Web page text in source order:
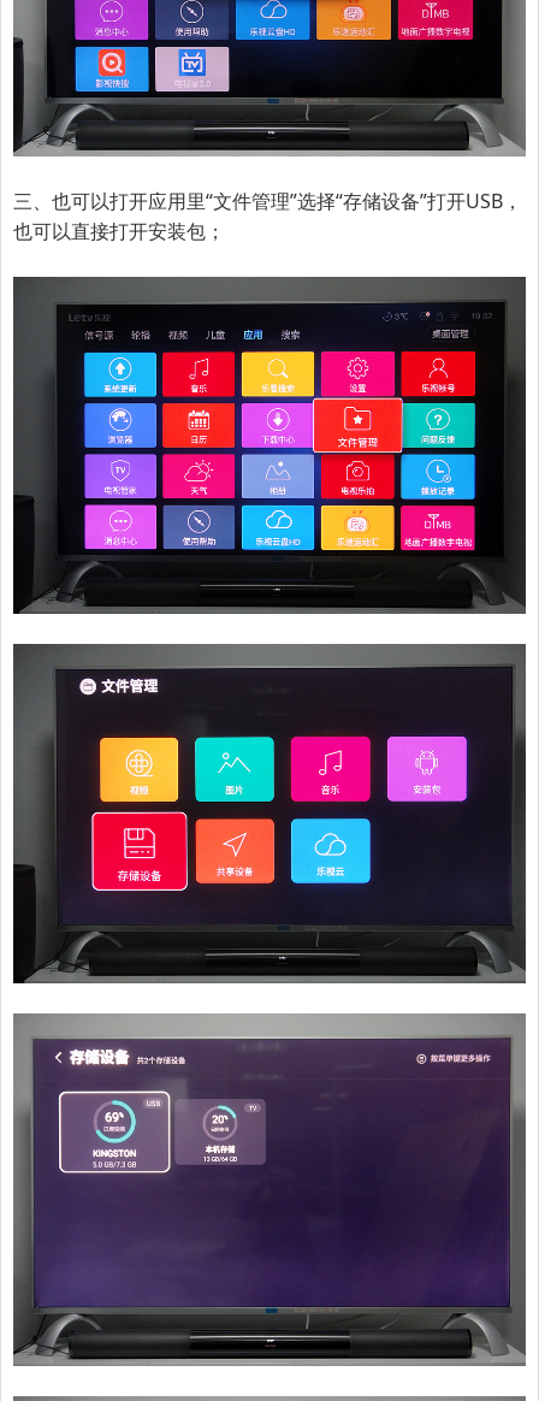
三、也可以打开应用里“文件管理”选择“存储设备”打开USB，
也可以直接打开安装包；